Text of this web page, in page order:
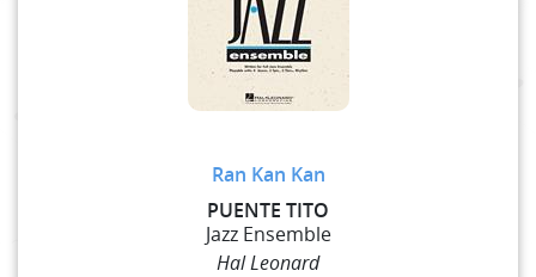
Ran Kan Kan
PUENTE TITO
Jazz Ensemble
Hal Leonard